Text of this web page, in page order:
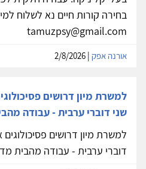
בחירה קורות חיים נא לשלוח
tamuzpsy@gmail.com
אורנה אפק
למשרת מיון דרושים
שני דוברי ערבית - עבודה
למשרת מיון דרושים
דוברי ערבית - עבודה מהבית